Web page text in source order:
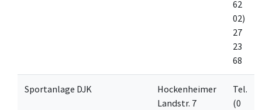
62
02)
27
23
68
Sportanlage DJK
Hockenheimer
Landstr. 7
Tel.
(0